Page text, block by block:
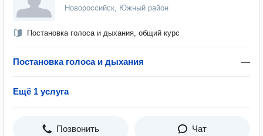
Новороссийск, Южный район
Постановка голоса и дыхания, общий курс
Постановка голоса и дыхания —
Ещё 1 услуга
Позвонить Чат